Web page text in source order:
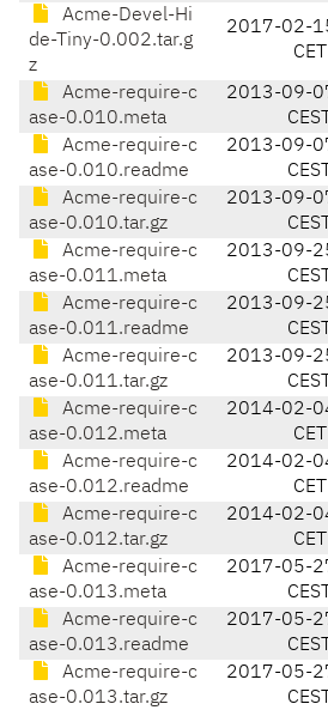
Acme-Devel-Hi
de-Tiny-0.002.tar.g
z
2017-02-
CET
Acme-require-c
ase-0.010.meta
2013-09-
CEST
Acme-require-c
ase-0.010.readme
2013-09-
CEST
Acme-require-c
ase-0.010.tar.gz
2013-09-
CEST
Acme-require-c
ase-0.011.meta
2013-09-
CEST
Acme-require-c
ase-0.011.readme
2013-09-
CEST
Acme-require-c
ase-0.011.tar.gz
2013-09-
CEST
Acme-require-c
ase-0.012.meta
2014-02-
CET
Acme-require-c
ase-0.012.readme
2014-02-
CET
Acme-require-c
ase-0.012.tar.gz
2014-02-
CET
Acme-require-c
ase-0.013.meta
2017-05-
CEST
Acme-require-c
ase-0.013.readme
2017-05-
CEST
Acme-require-c
ase-0.013.tar.gz
2017-05-
CEST